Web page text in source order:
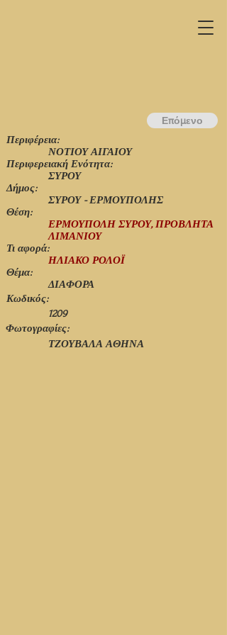
Περιφέρεια:
ΣΥΡΟΥ
ΝΟΤΙΟΥ ΑΙΓΑΙΟΥ
Περιφερειακή Ενότητα:
ΣΥΡΟΥ - ΕΡΜΟΥΠΟΛΗΣ
Δήμος:
Θέση:
ΕΡΜΟΥΠΟΛΗ ΣΥΡΟΥ, ΠΡΟΒΛΗΤΑ
ΛΙΜΑΝΙΟΥ
Τι αφορά:
ΗΛΙΑΚΟ ΡΟΛΟΪ
Θέμα:
ΔΙΑΦΟΡΑ
Φωτογραφίες:
ΤΖΟΥΒΑΛΑ ΑΘΗΝΑ
Κωδικός:
1209
Επόμενο